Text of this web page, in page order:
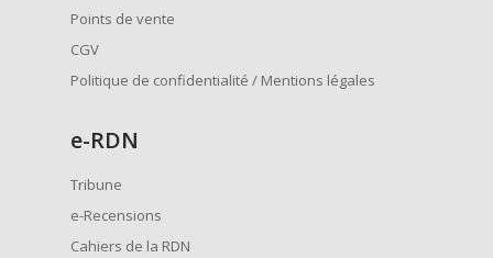
Points de vente
CGV
Politique de confidentialité / Mentions légales
e-RDN
Tribune
e-Recensions
Cahiers de la RDN